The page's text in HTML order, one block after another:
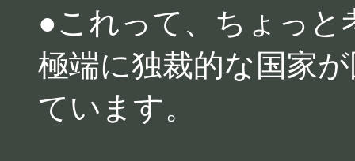
●これって、ちょっと
極端に独裁的な国家
ています。